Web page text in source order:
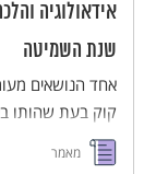
אידאולוגיה
שנת השמיטה
אחד הנושאים
קוק בעת שהותו
מאמר